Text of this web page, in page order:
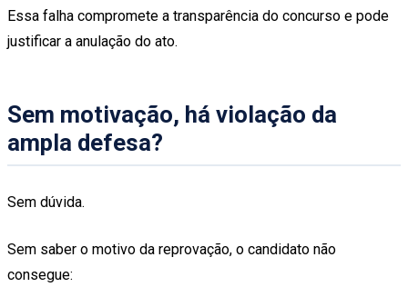
Essa falha compromete a transparência do concurso e pode
justificar a anulação do ato.
Sem motivação, há violação da
ampla defesa?
Sem dúvida.
Sem saber o motivo da reprovação, o candidato não
consegue: